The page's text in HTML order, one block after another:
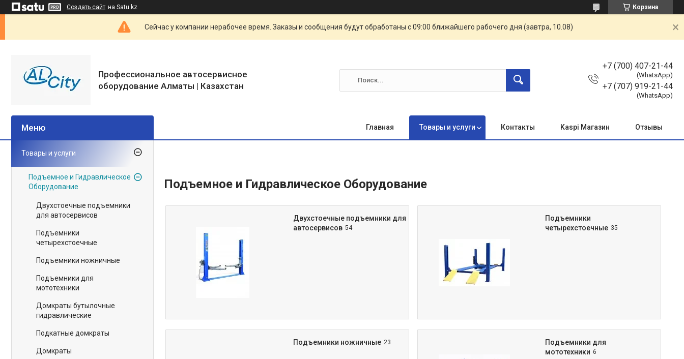
Создать сайт на Satu.kz Корзина
Сейчас у компании нерабочее время. Заказы и сообщения будут обработаны с 09:00 ближайшего рабочего дня (завтра, 10.08)
Профессиональное автосервисное
оборудование Алматы | Казахстан
+7 (700) 407-21-44
(WhatsApp)
+7 (707) 919-21-44
(WhatsApp)
Главная Товары и услуги Контакты Kaspi Магазин Отзывы
Подъемное и Гидравлическое Оборудование
Двухстоечные подъемники для
автосервисов 54
Подъемники
четырехстоечные 35
Подъемники ножничные 23
Подъемники для
мототехники 6
Товары и услуги
Подъемное и Гидравлическое
Оборудование
Двухстоечные подъемники
для автосервисов
Подъемники
четырехстоечные
Подъемники ножничные
Подъемники для
мототехники
Домкраты бутылочные
гидравлические
Подкатные домкраты
Домкраты